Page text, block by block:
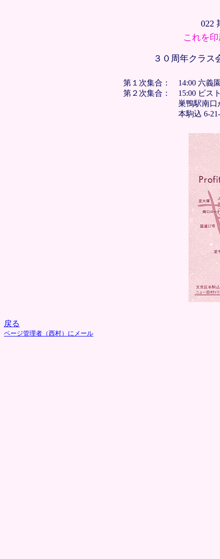
022
これを
３０周年クラス
第１次集合： 14:00 六義園
第２次集合： 15:00 ビストロ
巣鴨駅南口から線路
本駒込 6-21-1 (03-
戻る
ページ管理者（西村）にメール